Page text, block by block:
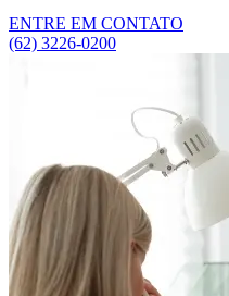
ENTRE EM CONTATO
(62) 3226-0200